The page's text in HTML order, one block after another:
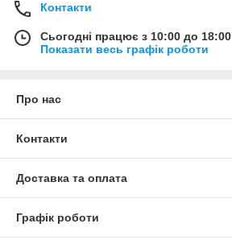
Контакти
Сьогодні працює з 10:00 до 18:00
Показати весь графік роботи
Про нас
Контакти
Доставка та оплата
Графік роботи